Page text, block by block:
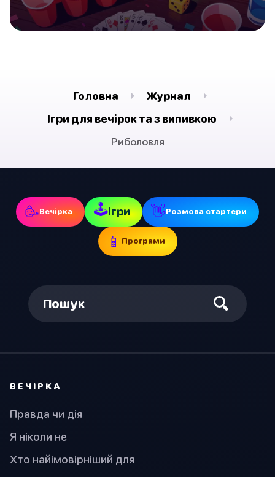
Головна
Журнал
Ігри для вечірок та з випивкою
Риболовля
🥳Вечірка 🕹Ігри 👋Pозмова стартери
📱 Програми
Пошук
ВЕЧІРКА
Правда чи дія
Я ніколи не
Хто найімовірніший для